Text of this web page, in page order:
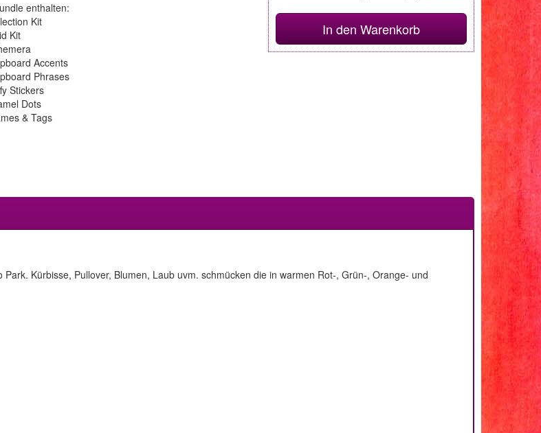
In den Warenkorb
enthalten:
Kit
Kit
Accents
Phrases
Stickers
Dots
& Tags
Kürbisse, Pullover, Blumen, Laub uvm. schmücken die in warmen Rot-, Grün-, Orange- und